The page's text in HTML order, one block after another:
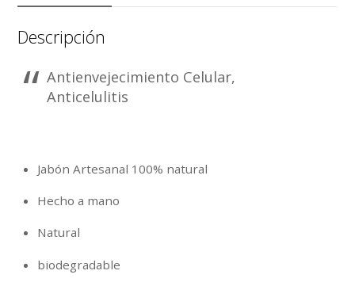
Descripción
Antienvejecimiento Celular,
Anticelulitis
Jabón Artesanal 100% natural
Hecho a mano
Natural
biodegradable